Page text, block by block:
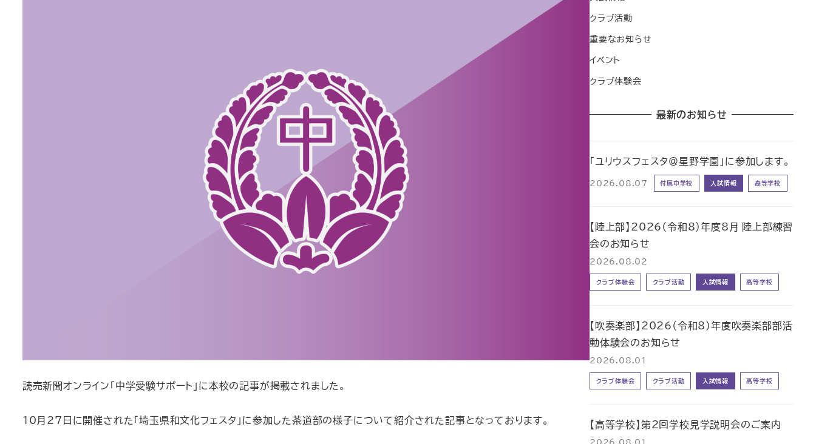
読売新聞オンライン「中学受験サポート」に本校の記事が掲載されました。
10月27日に開催された「埼玉県和文化フェスタ」に参加した茶道部の様子について紹介された記事となっております。
クラブ活動
重要なお知らせ
イベント
クラブ体験会
最新のお知らせ
「ユリウスフェスタ＠星野学園」に参加します。
2026.08.07 付属中学校 入試情報 高等学校
【陸上部】2026（令和8）年度8月 陸上部練習
会のお知らせ
2026.08.02
クラブ体験会 クラブ活動 入試情報 高等学校
【吹奏楽部】2026（令和8）年度吹奏楽部部活
動体験会のお知らせ
2026.08.01
クラブ体験会 クラブ活動 入試情報 高等学校
【高等学校】第2回学校見学説明会のご案内
2026.08.01